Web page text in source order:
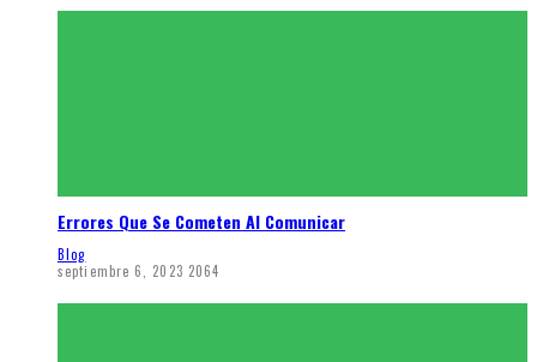
Errores Que Se Cometen Al Comunicar
Blog
septiembre 6, 2023 2064